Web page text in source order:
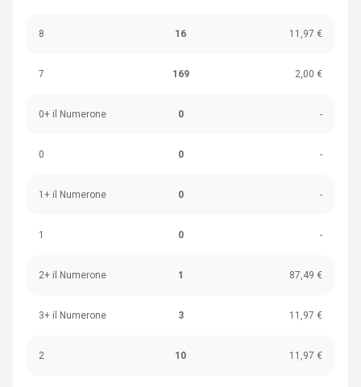
8 16 11,97 €
7 169 2,00 €
0+ il Numerone 0 -
0 0 -
1+ il Numerone 0 -
1 0 -
2+ il Numerone 1 87,49 €
3+ il Numerone 3 11,97 €
2 10 11,97 €